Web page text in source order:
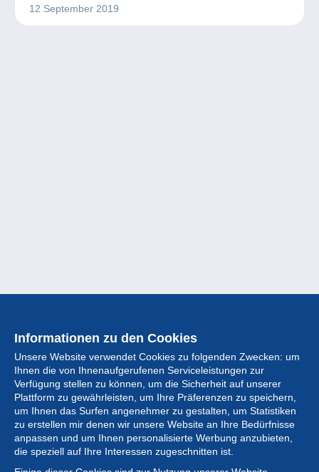
12 September 2019
Informationen zu den Cookies
Unsere Website verwendet Cookies zu folgenden Zwecken: um
Ihnen die von Ihnenaufgerufenen Serviceleistungen zur
Verfügung stellen zu können, um die Sicherheit auf unserer
Plattform zu gewährleisten, um Ihre Präferenzen zu speichern,
um Ihnen das Surfen angenehmer zu gestalten, um Statistiken
zu erstellen mir denen wir unsere Website an Ihre Bedürfnisse
anpassen und um Ihnen personalisierte Werbung anzubieten,
die speziell auf Ihre Interessen zugeschnitten ist.
Sammlung